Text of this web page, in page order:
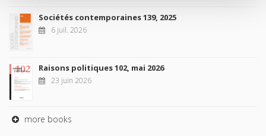
Sociétés contemporaines 139, 2025
6 juil. 2026
Raisons politiques 102, mai 2026
23 juin 2026
more books